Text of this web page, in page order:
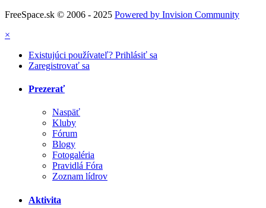
FreeSpace.sk © 2006 - 2025 Powered by Invision Community
×
Existujúci používateľ? Prihlásiť sa
Zaregistrovať sa
Prezerať
Naspäť
Kluby
Fórum
Blogy
Fotogaléria
Pravidlá Fóra
Zoznam lídrov
Aktivita